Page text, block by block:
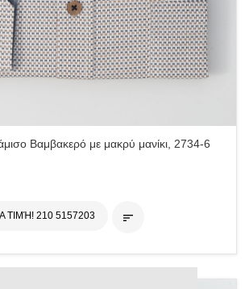
Βαμβακερό με μακρύ μανίκι, 2734-6
ΤΙΜΉ! 210 5157203 